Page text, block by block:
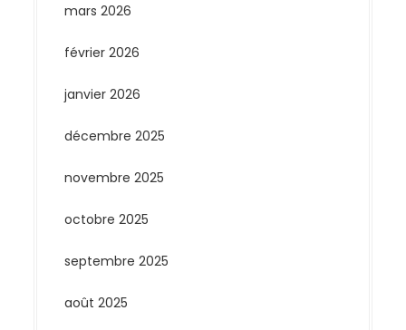
mars 2026
février 2026
janvier 2026
décembre 2025
novembre 2025
octobre 2025
septembre 2025
août 2025